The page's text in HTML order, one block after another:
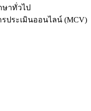
าทั่วไป
รประเมินออนไลน์ (MCV)